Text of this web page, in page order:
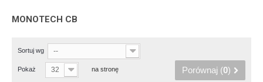
MONOTECH CB
Sortuj wg --
Pokaż 32 na stronę Porównaj (0)